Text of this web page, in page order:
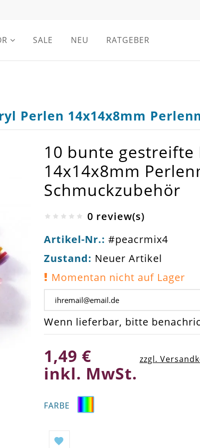
SALE NEU RATGEBER
Perlen 14x14x8mm
10 bunte gestreifte
14x14x8mm
Schmuckzubehör
0 review(s)
Artikel-Nr.: #peacrmix4
Zustand: Neuer Artikel
Momentan nicht auf Lager
Wenn lieferbar, bitte
1,49 €
inkl. MwSt.
zzgl.
FARBE